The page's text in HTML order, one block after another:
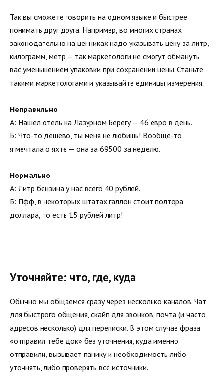
Так вы сможете говорить на одном языке и быстрее
понимать друг друга. Например, во многих странах
законодательно на ценниках надо указывать цену за литр,
килограмм, метр — так маркетологи не смогут обмануть
вас уменьшением упаковки при сохранении цены. Станьте
такими маркетологами и указывайте единицы измерения.
Неправильно
А: Нашел отель на Лазурном Берегу — 46 евро в день.
Б: Что-то дешево, ты меня не любишь! Вообще-то
я мечтала о яхте — она за 69500 за неделю.
Нормально
А: Литр бензина у нас всего 40 рублей.
Б: Пфф, в некоторых штатах галлон стоит полтора
доллара, то есть 15 рублей литр!
Уточняйте: что, где, куда
Обычно мы общаемся сразу через несколько каналов. Чат
для быстрого общения, скайп для звонков, почта (и часто
адресов несколько) для переписки. В этом случае фраза
«отправил тебе док» без уточнения, куда именно
отправили, вызывает панику и необходимость либо
уточнять, либо проверять все источники.